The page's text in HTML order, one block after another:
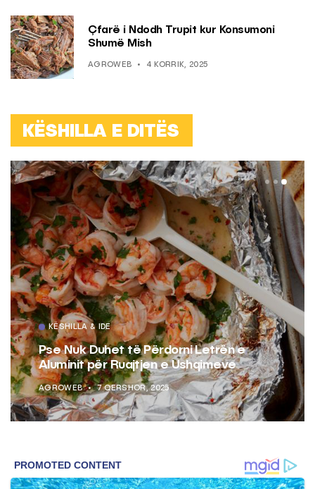
Çfarë i Ndodh Trupit kur Konsumoni
Shumë Mish
AGROWEB 4 KORRIK, 2025
KËSHILLA E DITËS
KËSHILLA & IDE
Pse Nuk Duhet të Përdorni Letrën e
Aluminit për Ruajtjen e Ushqimeve
AGROWEB 7 QERSHOR, 2025